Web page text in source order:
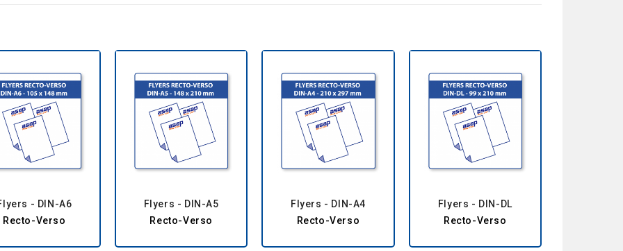
- DIN-A6
Recto-Verso
Flyers - DIN-A5
Recto-Verso
Flyers - DIN-A4
Recto-Verso
Flyers - DIN-DL
Recto-Verso